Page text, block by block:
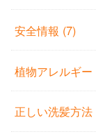
安全情報 (7)
植物アレルギー
正しい洗髪方法